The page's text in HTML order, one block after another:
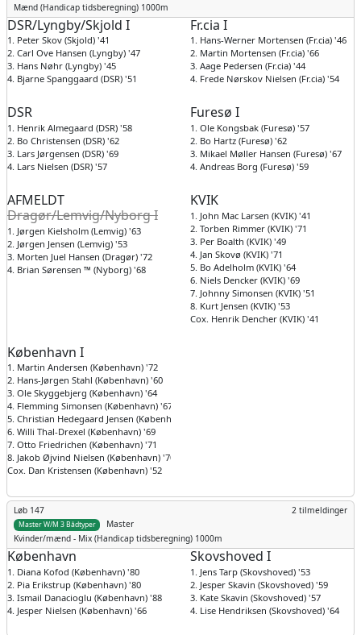
Mænd (Handicap tidsberegning) 1000m
DSR/Lyngby/Skjold I
1. Peter Skov (Skjold) '41
2. Carl Ove Hansen (Lyngby) '47
3. Hans Nøhr (Lyngby) '45
4. Bjarne Spanggaard (DSR) '51
Fr.cia I
1. Hans-Werner Mortensen (Fr.cia) '46
2. Martin Mortensen (Fr.cia) '66
3. Aage Pedersen (Fr.cia) '44
4. Frede Nørskov Nielsen (Fr.cia) '54
DSR
1. Henrik Almegaard (DSR) '58
2. Bo Christensen (DSR) '62
3. Lars Jørgensen (DSR) '69
4. Lars Nielsen (DSR) '57
Furesø I
1. Ole Kongsbak (Furesø) '57
2. Bo Hartz (Furesø) '62
3. Mikael Møller Hansen (Furesø) '67
4. Andreas Borg (Furesø) '59
AFMELDT
Dragør/Lemvig/Nyborg I
1. Jørgen Kielsholm (Lemvig) '63
2. Jørgen Jensen (Lemvig) '53
3. Morten Juel Hansen (Dragør) '72
4. Brian Sørensen ™ (Nyborg) '68
KVIK
1. John Mac Larsen (KVIK) '41
2. Torben Rimmer (KVIK) '71
3. Per Boalth (KVIK) '49
4. Jan Skovø (KVIK) '71
5. Bo Adelholm (KVIK) '64
6. Niels Dencker (KVIK) '69
7. Johnny Simonsen (KVIK) '51
8. Kurt Jensen (KVIK) '53
Cox. Henrik Dencher (KVIK) '41
København I
1. Martin Andersen (København) '72
2. Hans-Jørgen Stahl (København) '60
3. Ole Skyggebjerg (København) '64
4. Flemming Simonsen (København) '67
5. Christian Hedegaard Jensen (København) '80
6. Willi Thal-Drexel (København) '69
7. Otto Friedrichen (København) '71
8. Jakob Øjvind Nielsen (København) '70
Cox. Dan Kristensen (København) '52
Løb 147
Master
2 tilmeldinger
Master W/M 3 Bådtyper
Kvinder/mænd - Mix (Handicap tidsberegning) 1000m
København
1. Diana Kofod (København) '80
2. Pia Erikstrup (København) '80
3. Ismail Danacioglu (København) '88
4. Jesper Nielsen (København) '66
Skovshoved I
1. Jens Tarp (Skovshoved) '53
2. Jesper Skavin (Skovshoved) '59
3. Kate Skavin (Skovshoved) '57
4. Lise Hendriksen (Skovshoved) '64